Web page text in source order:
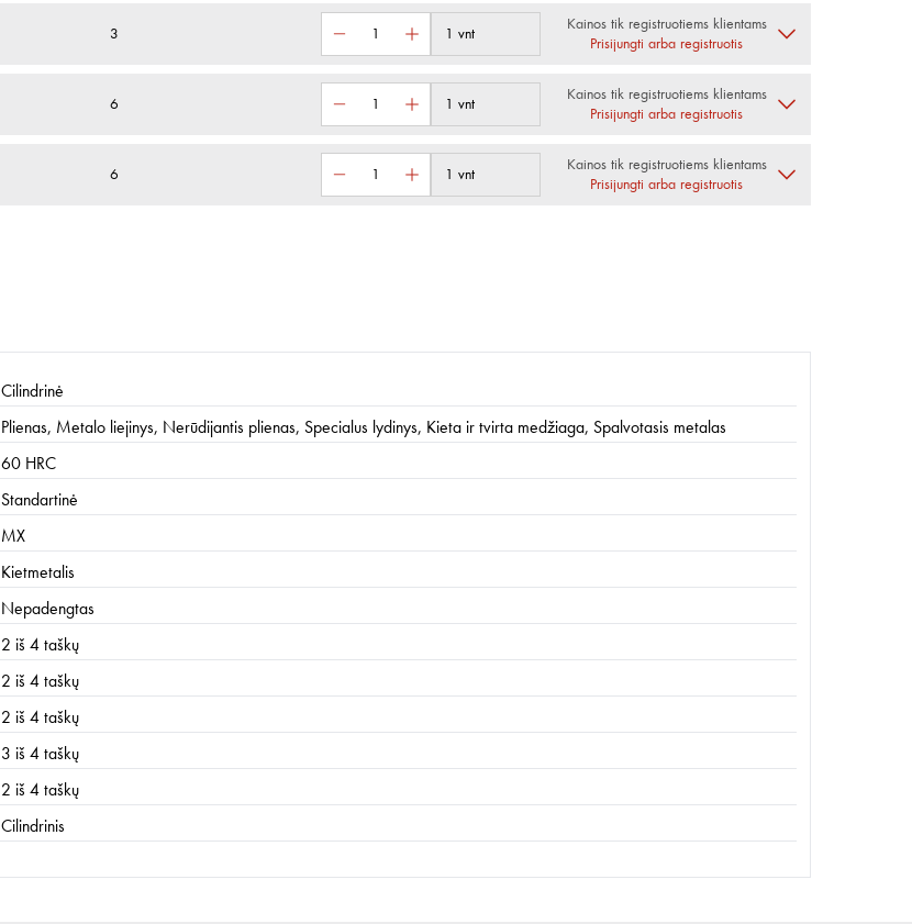
3 1 vnt
Kainos tik registruotiems klientams
Prisijungti arba registruotis
6 1 vnt
Kainos tik registruotiems klientams
Prisijungti arba registruotis
6 1 vnt
Kainos tik registruotiems klientams
Prisijungti arba registruotis
Cilindrinė
Plienas, Metalo liejinys, Nerūdijantis plienas, Specialus lydinys, Kieta ir tvirta medžiaga, Spalvotasis metalas
60 HRC
Standartinė
MX
Kietmetalis
Nepadengtas
2 iš 4 taškų
2 iš 4 taškų
2 iš 4 taškų
3 iš 4 taškų
2 iš 4 taškų
Cilindrinis